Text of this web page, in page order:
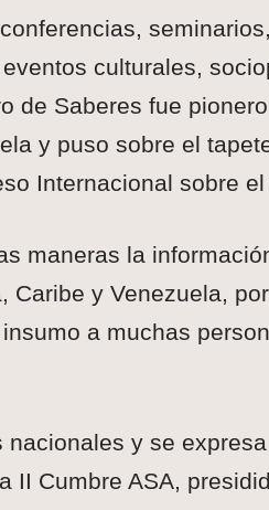
culturales,
de Saberes fue
y puso sobre el
Internacional sobre el
maneras la
Caribe y Venezuela,
a muchas
y se
II Cumbre ASA,